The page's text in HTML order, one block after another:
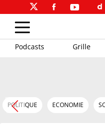
Podcasts Grille
POLITIQUE ECONOMIE